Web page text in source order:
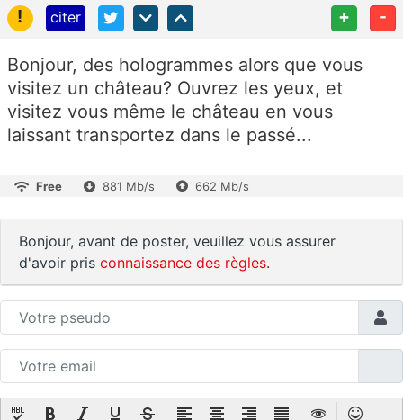
!
citer + -
Bonjour, des hologrammes alors que vous
visitez un château? Ouvrez les yeux, et
visitez vous même le château en vous
laissant transportez dans le passé...
Free 881 Mb/s 662 Mb/s
Bonjour, avant de poster, veuillez vous assurer
d'avoir pris connaissance des règles.